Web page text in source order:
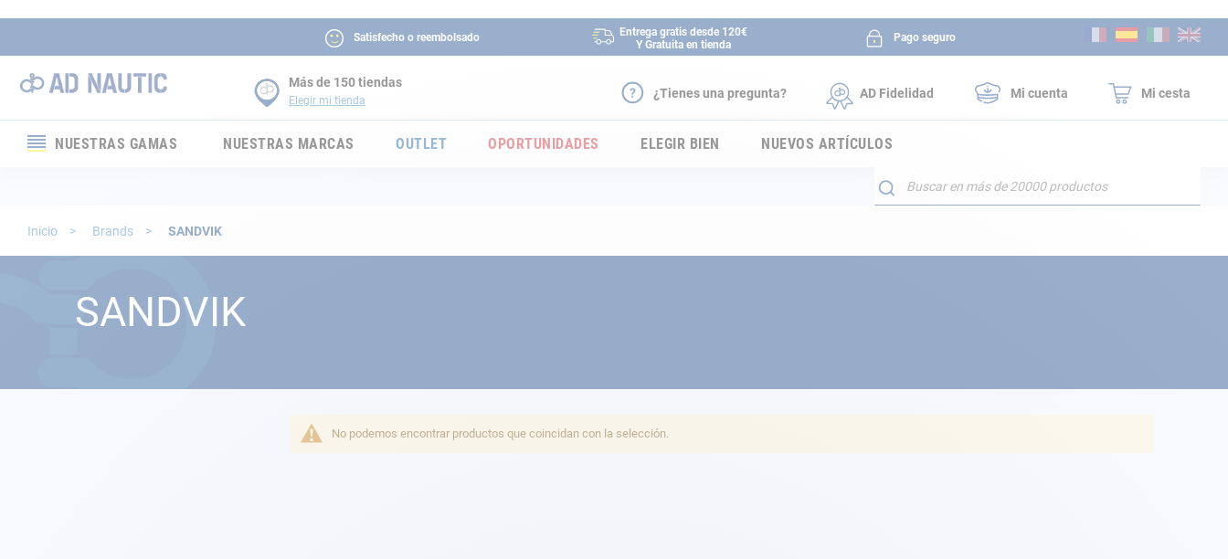
Satisfecho o reembolsado
Entrega gratis desde 120€
Y Gratuita en tienda
Pago seguro
Más de 150 tiendas
Elegir mi tienda ¿Tienes una pregunta? AD Fidelidad Mi cuenta Mi cesta
NUESTRAS GAMAS
Electricidad
Seguridad
NUESTRAS MARCAS OUTLET OPORTUNIDADES ELEGIR BIEN NUEVOS ARTÍCULOS
Buscar
Inicio Brands SANDVIK
SANDVIK
No podemos encontrar productos que coincidan con la selección.